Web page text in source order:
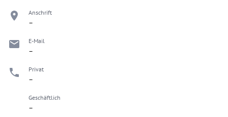
Anschrift
–
E-Mail
–
Privat
–
Geschäftlich
–